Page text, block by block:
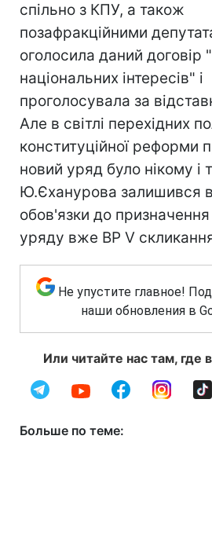
спільно з КПУ, а також
позафракційними
оголосила даний договір
національних інтересів" і
проголосувала за
Але в світлі перехідних
конституційної реформи
новий уряд було нікому і
Ю.Єханурова залишився
обов'язки до
уряду вже ВР V
Не упустите главное!
наши обновления в
Или читайте нас там, где
Больше по теме: